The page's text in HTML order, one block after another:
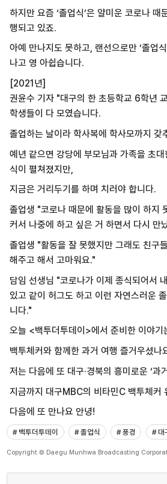
하지만 요즘 ‘졸업식’은 얄미운 코로나 때
행되고 있죠.
아예 만나지도 못하고, 랜선으로만 ‘졸업식
나고 영 아쉽습니다.
[2021년]
권윤수 기자 "대구의 한 초등학교 6학년
학생들이 다 모였습니다.
졸업하는 날이라 학사복에 학사모까지 갖
예년 같으면 강당에 부모님과 가족을 초
식이 펼쳐졌지만,
지금은 거리두기를 하며 치러야 합니다.
졸업생 "코로나 때문에 활동을 많이 하지
커서 나중에 하고 싶은 거 하면서 다시 만
졸업생 "활동을 잘 못했지만 그래도 친구
해주고 해서 고마워요."
담임 선생님 "코로나가 이제 종식되어서
있고 같이 허그도 하고 이런 자연스러운
니다."
오늘 <백투더투데이>에서 준비한 이야기
백투체커와 함께한 과거 여행 즐거우셨나
저는 다음에 또 대구·경북의 흥미로운 ‘과
지금까지 대구MBC의 비타민C 백투체커
다음에 또 만나요 안녕!
# 백투더투데이 # 졸업식 # 풍경 # 대
Copyright © Daegu Munhwa Broadcasting